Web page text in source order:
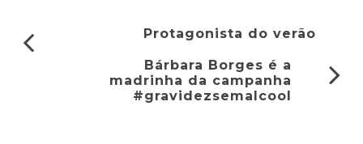
Protagonista do verão
Bárbara Borges é a
madrinha da campanha
#gravidezsemalcool